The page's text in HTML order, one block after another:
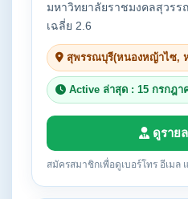
มหาวิทยาลัยราชมงคลสุวร
เฉลี่ย 2.6
สุพรรณบุรี(หนองหญ้าไซ,
Active ล่าสุด : 15 กรกฎา
ดูราย
สมัครสมาชิกเพื่อดูเบอร์โทร อีเมล